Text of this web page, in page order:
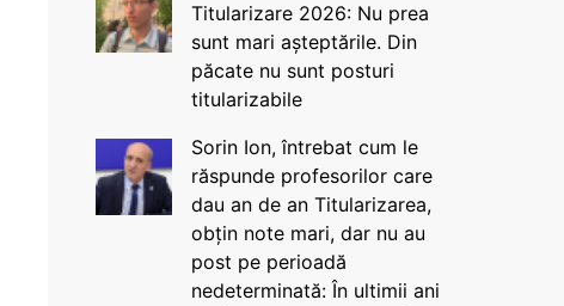
Titularizare 2026: Nu prea
sunt mari așteptările. Din
păcate nu sunt posturi
titularizabile
Sorin Ion, întrebat cum le
răspunde profesorilor care
dau an de an Titularizarea,
obțin note mari, dar nu au
post pe perioadă
nedeterminată: În ultimii ani